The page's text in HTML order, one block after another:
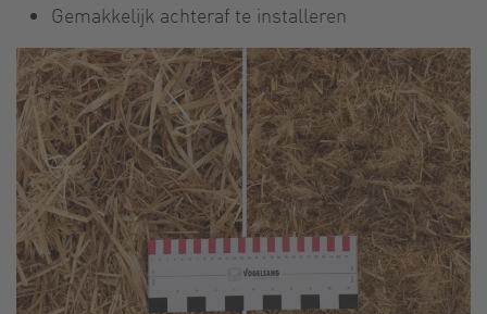
Gemakkelijk achteraf te installeren